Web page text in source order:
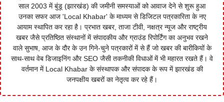
साल 2003 में बुंडू (झारखंड) की जमीनी समस्याओं को आवाज देने से शुरू हुआ
उनका सफर आज 'Local Khabar' के माध्यम से डिजिटल पत्रकारिता के नए
आयाम स्थापित कर रहा है। प्रभात खबर, ताजा टीवी, नक्षत्र न्यूज और राष्ट्रीय
खबर जैसे प्रतिष्ठित संस्थानों में संपादकीय और ग्राउंड रिपोर्टिंग का अनुभव रखने
वाले सुभाष, आज के दौर के उन गिने-चुने पत्रकारों में से हैं जो खबर की बारीकियों के
साथ-साथ वेब डिजाइनिंग और SEO जैसी तकनीकी विधाओं में भी महारत रखते हैं। वे
वर्तमान में Local Khabar के संस्थापक और संपादक के रूप में झारखंड की
जनपक्षीय खबरों का नेतृत्व कर रहे हैं।